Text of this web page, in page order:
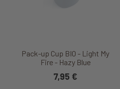
Pack-up Cup BIO - Light My
Fire - Hazy Blue
7,95 €